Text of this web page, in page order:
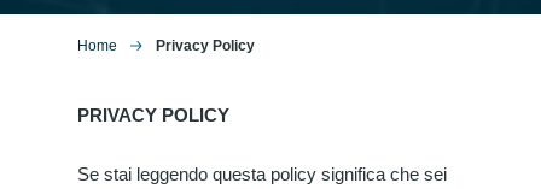
Home Privacy Policy
PRIVACY POLICY
Se stai leggendo questa policy significa che sei